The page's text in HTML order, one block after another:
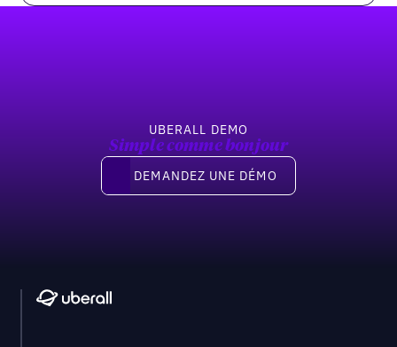
UBERALL DEMO
Simple comme bonjour
Demandez une démo
DEMANDEZ UNE DÉMO